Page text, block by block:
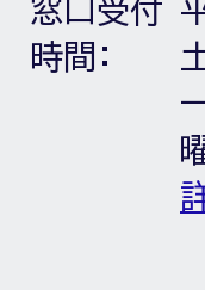
窓口受付
時間: